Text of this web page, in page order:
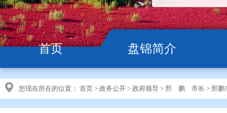
首页 盘锦简介
您现在所在的位置： 首页 > 政务公开 > 政府领导 > 邢 鹏 市长 > 邢鹏